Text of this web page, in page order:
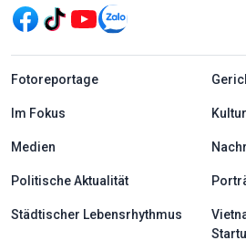
menu footer tiếng Đức
Fotoreportage
Im Fokus
Medien
Politische Aktualität
Städtischer Lebensrhythmus